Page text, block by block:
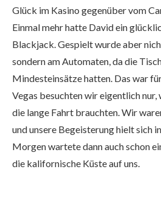
Glück im Kasino gegenüber vom
Einmal mehr hatte David ein
Blackjack. Gespielt wurde aber
sondern am Automaten, da die
Mindesteinsätze hatten. Das war für
Vegas besuchten wir eigentlich
die lange Fahrt brauchten. Wir
und unsere Begeisterung hielt sich
Morgen wartete dann auch schon
die kalifornische Küste auf uns.